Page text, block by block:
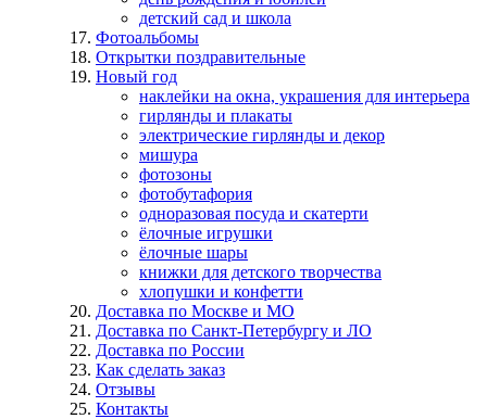
детский сад и школа
Фотоальбомы
Открытки поздравительные
Новый год
наклейки на окна, украшения для интерьера
гирлянды и плакаты
электрические гирлянды и декор
мишура
фотозоны
фотобутафория
одноразовая посуда и скатерти
ёлочные игрушки
ёлочные шары
книжки для детского творчества
хлопушки и конфетти
Доставка по Москве и МО
Доставка по Санкт-Петербургу и ЛО
Доставка по России
Как сделать заказ
Отзывы
Контакты